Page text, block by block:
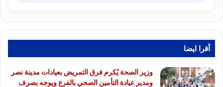
أقرا ايضا
وزير الصحة يُكرم فرق التمريض بعيادات مدينة نصر
ومدير عيادة التأمين الصحي بالفرع ويوجه بصرف